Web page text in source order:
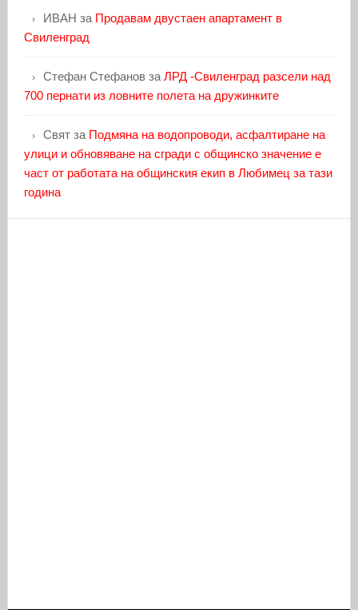
ИВАН за Продавам двустаен апартамент в
Свиленград
Стефан Стефановза ЛРД -Свиленград разсели над
700 пернати из ловните полета на дружинките
Святза Подмяна на водопроводи, асфалтиране на
улици и обновяване на сгради с общинско значение е
част от работата на общинския екип в Любимец за тази
година